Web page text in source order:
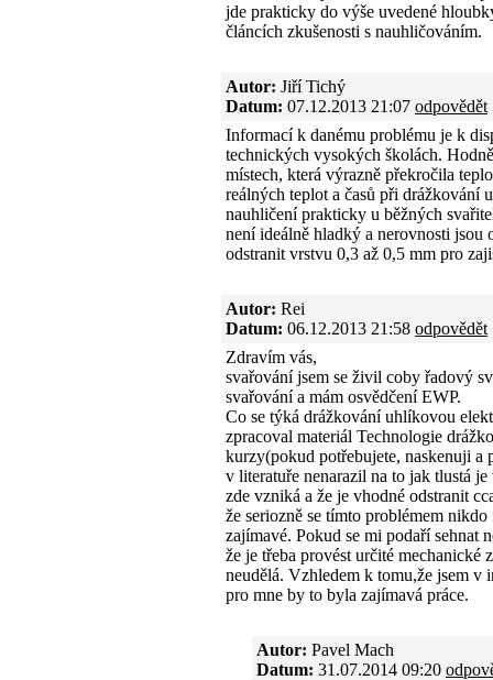
jde prakticky do výše uvedené
článcích zkušenosti s nauhličováním.
Autor: Jiří Tichý
Datum: 07.12.2013 21:07 odpovědět
Informací k danému problému je k
technických vysokých školách.
místech, která výrazně překročila
reálných teplot a časů při
nauhličení prakticky u běžných
není ideálně hladký a nerovnosti
odstranit vrstvu 0,3 až 0,5 mm pro
Autor: Rei
Datum: 06.12.2013 21:58 odpovědět
Zdravím vás,
svařování jsem se živil coby řadový
svařování a mám osvědčení EWP.
Co se týká drážkování uhlíkovou
zpracoval materiál Technologie
kurzy(pokud potřebujete, naskenuji a
v literatuře nenarazil na to jak tlustá
zde vzniká a že je vhodné odstranit
že seriozně se tímto problémem
zajímavé. Pokud se mi podaří sehnat
že je třeba provést určité
neudělá. Vzhledem k tomu,že jsem v
pro mne by to byla zajímavá práce.
Autor: Pavel Mach
Datum: 31.07.2014 09:20